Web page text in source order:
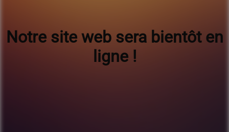
Notre site web sera bientôt en
ligne !